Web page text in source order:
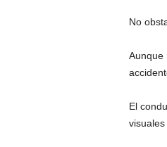
No
Aunque
El